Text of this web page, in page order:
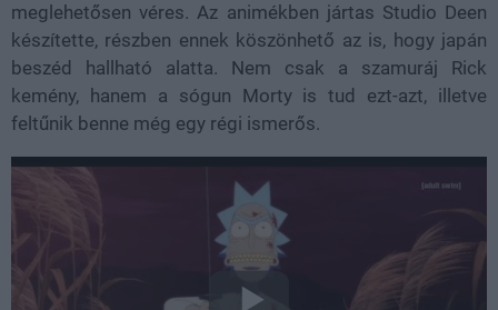
meglehetősen véres. Az animékben jártas Studio Deen
készítette, részben ennek köszönhető az is, hogy japán
beszéd hallható alatta. Nem csak a szamuráj Rick
kemény, hanem a sógun Morty is tud ezt-azt, illetve
feltűnik benne még egy régi ismerős.